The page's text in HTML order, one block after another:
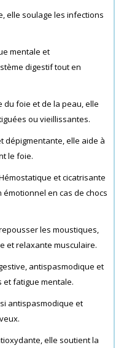
elle soulage les infections
mentale et
digestif tout en
du foie et de la peau, elle
ou vieillissantes.
dépigmentante, elle aide à
le foie.
et cicatrisante
en cas de chocs
les moustiques,
et relaxante musculaire.
antispasmodique et
fatigue mentale.
antispasmodique et
elle soutient la